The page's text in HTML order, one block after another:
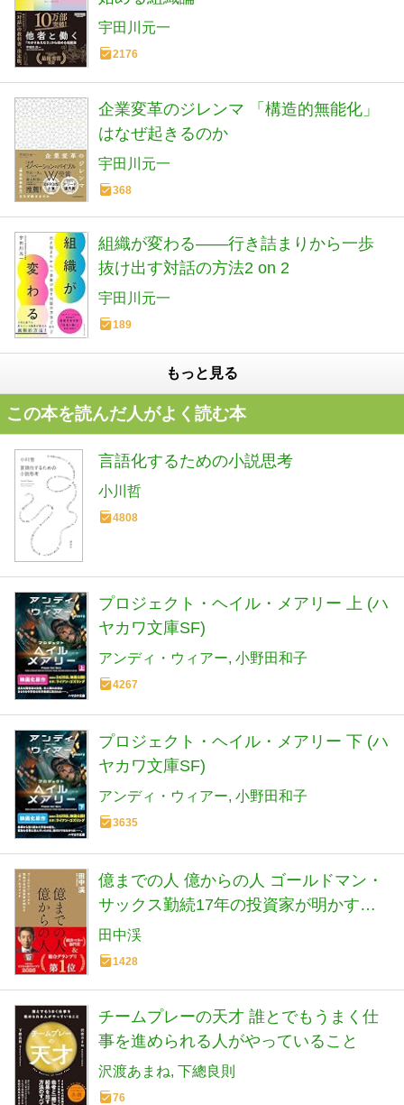
宇田川元一
2176
企業変革のジレンマ 「構造的無能化」
はなぜ起きるのか
宇田川元一
368
組織が変わる――行き詰まりから一歩
抜け出す対話の方法2 on 2
宇田川元一
189
もっと見る
この本を読んだ人がよく読む本
言語化するための小説思考
小川哲
4808
プロジェクト・ヘイル・メアリー 上 (ハ
ヤカワ文庫SF)
アンディ・ウィアー 小野田和子
4267
プロジェクト・ヘイル・メアリー 下 (ハ
ヤカワ文庫SF)
アンディ・ウィアー 小野田和子
3635
億までの人 億からの人 ゴールドマン・
サックス勤続17年の投資家が明かす
「兆人」のマインド
田中渓
1428
チームプレーの天才 誰とでもうまく仕
事を進められる人がやっていること
沢渡あまね 下總良則
76